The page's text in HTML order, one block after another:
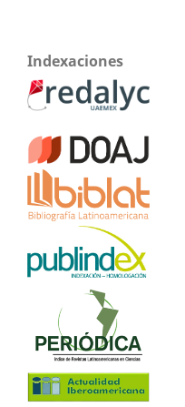
Indexaciones